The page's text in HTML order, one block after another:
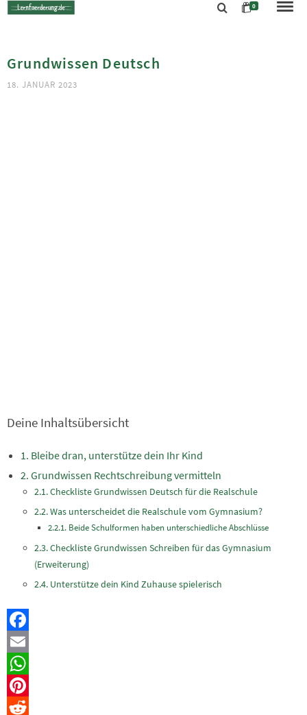
0
Grundwissen Deutsch
18. JANUAR 2023
Deine Inhaltsübersicht
Bleibe dran, unterstütze dein Ihr Kind
Grundwissen Rechtschreibung vermitteln
Checkliste Grundwissen Deutsch für die Realschule
Was unterscheidet die Realschule vom Gymnasium?
Beide Schulformen haben unterschiedliche Abschlüsse
Checkliste Grundwissen Schreiben für das Gymnasium
(Erweiterung)
Unterstütze dein Kind Zuhause spielerisch
Facebook
Email
WhatsApp
Pinterest